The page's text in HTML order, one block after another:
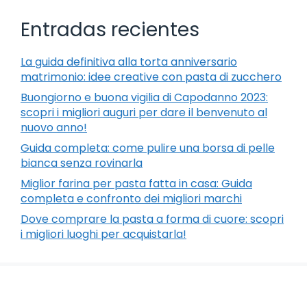
Entradas recientes
La guida definitiva alla torta anniversario
matrimonio: idee creative con pasta di zucchero
Buongiorno e buona vigilia di Capodanno 2023:
scopri i migliori auguri per dare il benvenuto al
nuovo anno!
Guida completa: come pulire una borsa di pelle
bianca senza rovinarla
Miglior farina per pasta fatta in casa: Guida
completa e confronto dei migliori marchi
Dove comprare la pasta a forma di cuore: scopri
i migliori luoghi per acquistarla!